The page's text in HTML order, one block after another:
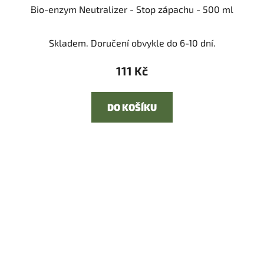
Bio-enzym Neutralizer - Stop zápachu - 500 ml
Skladem. Doručení obvykle do 6-10 dní.
111 Kč
DO KOŠÍKU